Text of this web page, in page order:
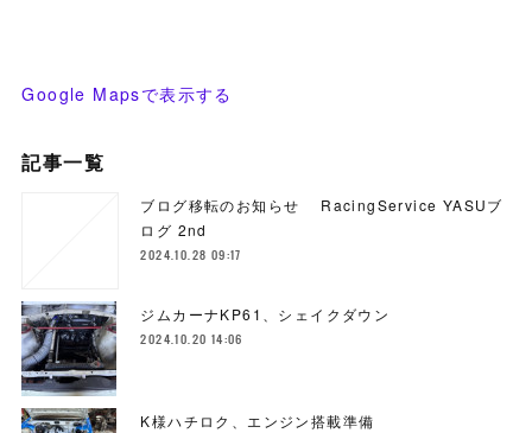
Google Mapsで表示する
記事一覧
ブログ移転のお知らせ RacingService YASUブ
ログ 2nd
2024.10.28 09:17
ジムカーナKP61、シェイクダウン
2024.10.20 14:06
K様ハチロク、エンジン搭載準備